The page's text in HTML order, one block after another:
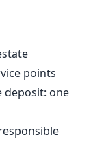
points
deposit: one